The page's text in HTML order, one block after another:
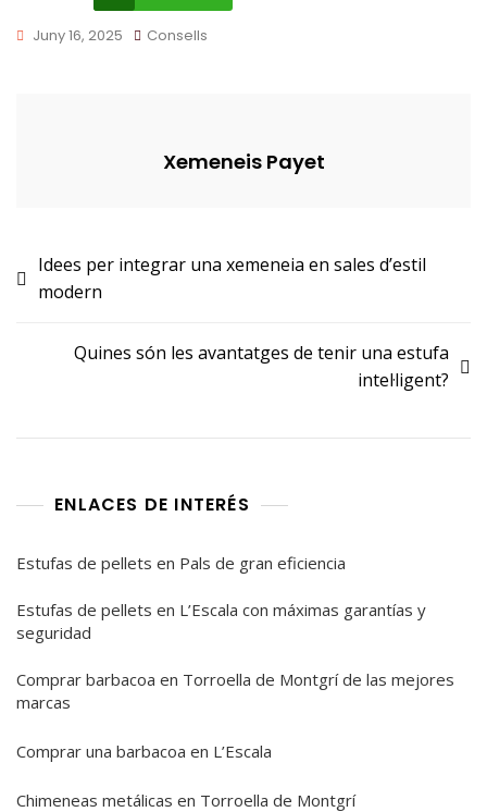
Juny 16, 2025 Consells
Xemeneis Payet
Navegació
d'entrades
Idees per integrar una xemeneia en sales d’estil
modern
Quines són les avantatges de tenir una estufa
intel·ligent?
ENLACES DE INTERÉS
Estufas de pellets en Pals de gran eficiencia
Estufas de pellets en L’Escala con máximas garantías y
seguridad
Comprar barbacoa en Torroella de Montgrí de las mejores
marcas
Comprar una barbacoa en L’Escala
Chimeneas metálicas en Torroella de Montgrí